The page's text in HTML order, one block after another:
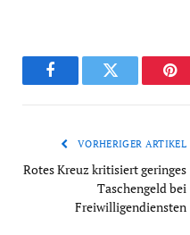
FacebookTwitter
VORHERIGER ARTIKEL
Rotes Kreuz kritisiert geringes
Taschengeld bei
Freiwilligendiensten